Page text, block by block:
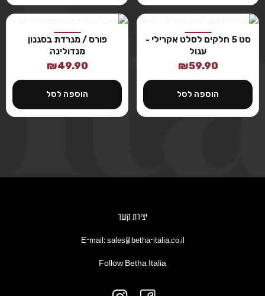
סט 5 חלקים לסלט אקרילי -
עגול
₪59.90
הוספה לסל
פורס / מגרדת בסגנון
מנדולינה
₪49.90
הוספה לסל
יצירת קשר
E-mail: sales@betha-italia.co.il
Follow Betha Italia